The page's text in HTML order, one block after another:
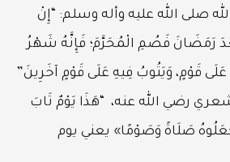
صلى الله عليه وأله وسلم: “إِنْ
رَمَضَانَ فَصُمِ الْمُحَرَّمَ؛ فَإِنَّهُ شَهْرُ
عَلَى قَوْمٍ، وَيَتُوبُ فِيهِ عَلَى قَوْمٍ آخَرِينَ”
رضي الله عنه، “هَذَا يَوْمٌ تَابَ
صَلَاةً وَصَوْمًا» يعني يوم